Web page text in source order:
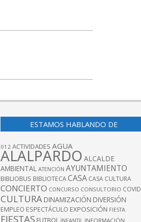
ESTAMOS HABLANDO DE
012 ACTIVIDADES AGUA
ALALPARDO ALCALDE
AMBIENTAL ATENCIÓN AYUNTAMIENTO
BIBLIOBUS BIBLIOTECACASA CASA CULTURA
CONCIERTO CONCURSO CONSULTORIO COVID
CULTURA DINAMIZACIÓN DIVERSIÓN
EMPLEO ESPECTÁCULO EXPOSICIÓN FIESTA
FIESTAS FUTBOL INFANTIL INFORMACIÓN